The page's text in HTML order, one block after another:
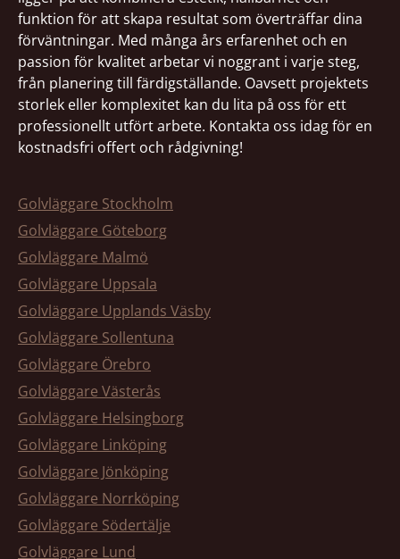
funktion för att skapa resultat som överträffar dina
förväntningar. Med många års erfarenhet och en
passion för kvalitet arbetar vi noggrant i varje steg,
från planering till färdigställande. Oavsett projektets
storlek eller komplexitet kan du lita på oss för ett
professionellt utfört arbete. Kontakta oss idag för en
kostnadsfri offert och rådgivning!
Golvläggare Stockholm
Golvläggare Göteborg
Golvläggare Malmö
Golvläggare Uppsala
Golvläggare Upplands Väsby
Golvläggare Sollentuna
Golvläggare Örebro
Golvläggare Västerås
Golvläggare Helsingborg
Golvläggare Linköping
Golvläggare Jönköping
Golvläggare Norrköping
Golvläggare Södertälje
Golvläggare Lund